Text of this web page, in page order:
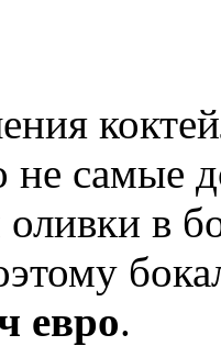
не самые
в
евро.